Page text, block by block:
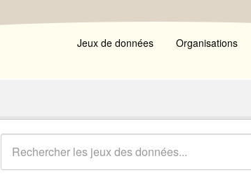
Jeux de données Organisations